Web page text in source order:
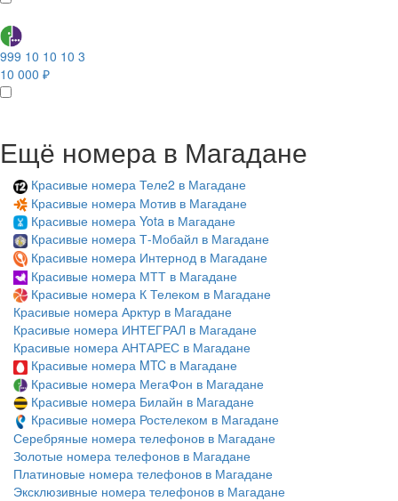
999 10 10 10 3
10 000 ₽
Ещё номера в Магадане
Красивые номера Теле2 в Магадане
Красивые номера Мотив в Магадане
Красивые номера Yota в Магадане
Красивые номера Т-Мобайл в Магадане
Красивые номера Интернод в Магадане
Красивые номера МТТ в Магадане
Красивые номера К Телеком в Магадане
Красивые номера Арктур в Магадане
Красивые номера ИНТЕГРАЛ в Магадане
Красивые номера АНТАРЕС в Магадане
Красивые номера MTC в Магадане
Красивые номера МегаФон в Магадане
Красивые номера Билайн в Магадане
Красивые номера Ростелеком в Магадане
Серебряные номера телефонов в Магадане
Золотые номера телефонов в Магадане
Платиновые номера телефонов в Магадане
Эксклюзивные номера телефонов в Магадане